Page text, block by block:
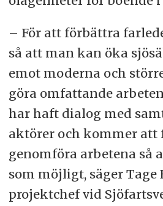
– För att förbättra
så att man kan öka
emot moderna och
göra omfattande
har haft dialog med
aktörer och kommer att
genomföra arbetena så
som möjligt, säger Tage
projektchef vid